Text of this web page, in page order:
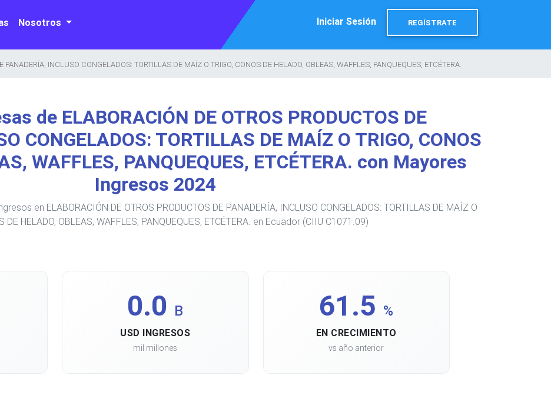
Nosotros Iniciar Sesión REGÍSTRATE
PANADERÍA, INCLUSO CONGELADOS: TORTILLAS DE MAÍZ O TRIGO, CONOS DE HELADO, OBLEAS, WAFFLES, PANQUEQUES, ETCÉTERA.
de ELABORACIÓN DE OTROS PRODUCTOS DE
CONGELADOS: TORTILLAS DE MAÍZ O TRIGO, CONOS
WAFFLES, PANQUEQUES, ETCÉTERA. con Mayores
Ingresos 2024
en ELABORACIÓN DE OTROS PRODUCTOS DE PANADERÍA, INCLUSO CONGELADOS: TORTILLAS DE MAÍZ O
DE HELADO, OBLEAS, WAFFLES, PANQUEQUES, ETCÉTERA. en Ecuador (CIIU C1071.09)
0.0 B
USD INGRESOS
mil millones
61.5 %
EN CRECIMIENTO
vs año anterior